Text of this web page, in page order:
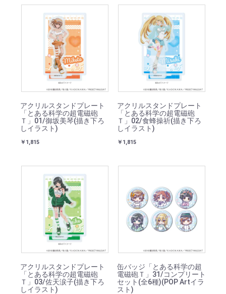
アクリルスタンドプレート
「とある科学の超電磁砲
Ｔ」01/御坂美琴(描き下ろ
しイラスト)
￥1,815
アクリルスタンドプレート
「とある科学の超電磁砲
Ｔ」02/食蜂操祈(描き下ろ
しイラスト)
￥1,815
アクリルスタンドプレート
「とある科学の超電磁砲
Ｔ」03/佐天涙子(描き下ろ
しイラスト)
缶バッジ「とある科学の超
電磁砲Ｔ」31/コンプリート
セット(全6種)(POP Artイラ
スト)